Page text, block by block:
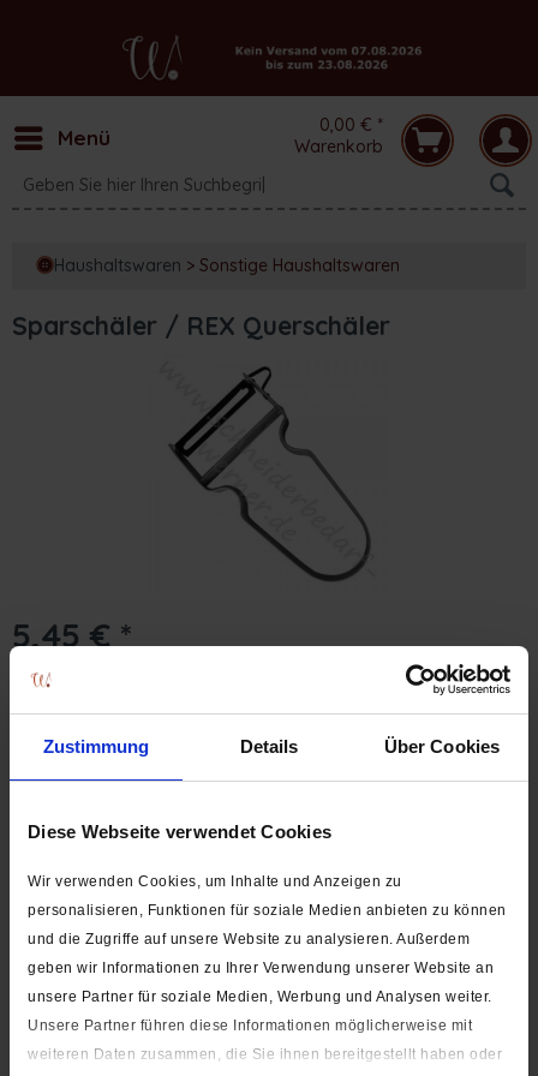
Zustimmung Details Über Cookies
Diese Webseite verwendet Cookies
Wir verwenden Cookies, um Inhalte und Anzeigen zu
personalisieren, Funktionen für soziale Medien anbieten zu können
und die Zugriffe auf unsere Website zu analysieren. Außerdem
geben wir Informationen zu Ihrer Verwendung unserer Website an
unsere Partner für soziale Medien, Werbung und Analysen weiter.
Unsere Partner führen diese Informationen möglicherweise mit
weiteren Daten zusammen, die Sie ihnen bereitgestellt haben oder
Menü
0,00 € *
Warenkorb
Haushaltswaren > Sonstige Haushaltswaren
Sparschäler / REX Querschäler
5,45 € *
inkl. MwSt.
Versand erst ab dem 24.08.2026. Lieferzeit ca. 1-3 Werktage
Artikel-Nr.: 2474
Beschreibung
Material: Aluminium (brünierte Klinge) Maße: Gesamtlänge
Hersteller